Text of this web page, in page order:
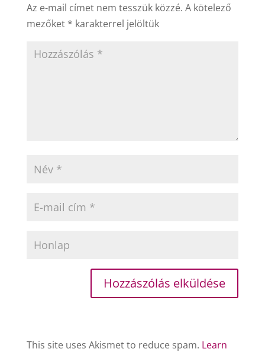
Az e-mail címet nem tesszük közzé. A kötelező
mezőket * karakterrel jelöltük
This site uses Akismet to reduce spam. Learn